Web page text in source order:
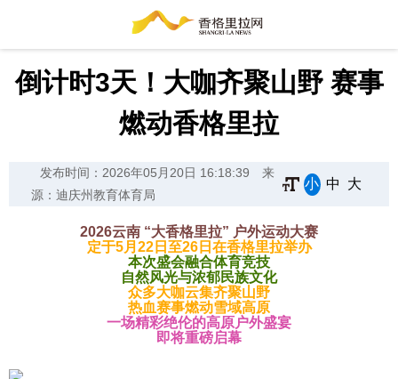
倒计时3天！大咖齐聚山野 赛事
燃动香格里拉
发布时间：2026年05月20日 16:18:39
来
源：迪庆州教育体育局
小 中 大
2026云南 “大香格里拉” 户外运动大赛
定于5月22日至26日在香格里拉举办
本次盛会融合体育竞技
自然风光与浓郁民族文化
众多大咖云集齐聚山野
热血赛事燃动雪域高原
一场精彩绝伦的高原户外盛宴
即将重磅启幕